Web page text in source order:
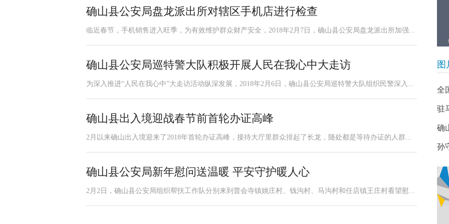
确山县公安局盘龙派出所对辖区手机店进行检查
临近春节，手机销售进入旺季，为有效维护群众财产安全，2018年2月7日，确山县公安局盘龙派出所加强...
确山县公安局巡特警大队积极开展人民在我心中大走访
为深入推进“人民在我心中”大走访活动纵深发展，2018年2月6日，确山县公安局巡特警大队组织民警深入...
确山县出入境迎战春节前首轮办证高峰
2月以来确山出入境迎来了2018年首轮办证高峰，接待大厅里群众排起了长龙，随处都是等待办证的人群...
确山县公安局新年慰问送温暖 平安守护暖人心
2月2日，确山县公安局组织帮扶工作队分别来到普会寺镇姚庄村、钱沟村、马沟村和任店镇王庄村看望慰...
图
全
驻
确
孙